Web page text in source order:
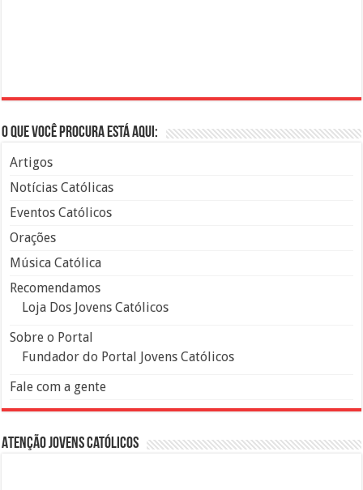
O que você procura está aqui:
Artigos
Notícias Católicas
Eventos Católicos
Orações
Música Católica
Recomendamos
Loja Dos Jovens Católicos
Sobre o Portal
Fundador do Portal Jovens Católicos
Fale com a gente
Atenção Jovens Católicos